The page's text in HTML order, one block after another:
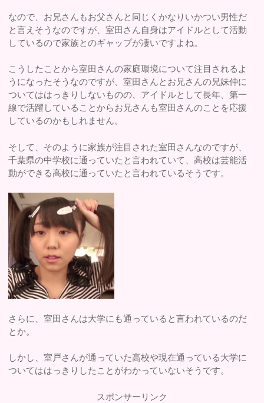
なので、お兄さんもお父さんと同じくかなりいかつい男性だ
と言えそうなのですが、室田さん自身はアイドルとして活動
しているので家族とのギャップが凄いですよね。
こうしたことから室田さんの家庭環境について注目されるよ
うになったそうなのですが、室田さんとお兄さんの兄妹仲に
ついてははっきりしないものの、アイドルとして長年、第一
線で活躍していることからお兄さんも室田さんのことを応援
しているのかもしれません。
そして、そのように家族が注目された室田さんなのですが、
千葉県の中学校に通っていたと言われていて、高校は芸能活
動ができる高校に通っていたと言われているそうです。
さらに、室田さんは大学にも通っていると言われているのだ
とか。
しかし、室戸さんが通っていた高校や現在通っている大学に
ついてははっきりしたことがわかっていないそうです。
スポンサーリンク